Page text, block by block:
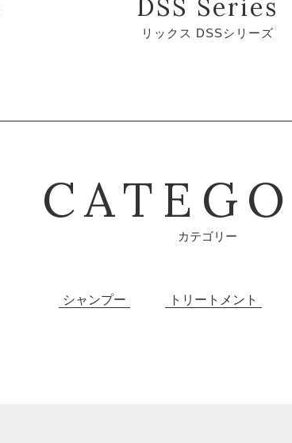
DSS Series
リックス DSSシリーズ
カテゴリー
シャンプー トリートメント